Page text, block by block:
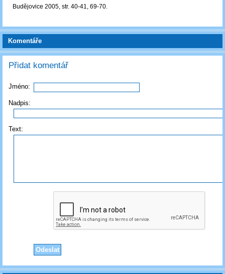
Budějovice 2005, str. 40-41, 69-70.
Komentáře
Přidat komentář
Jméno:
Nadpis:
Text: